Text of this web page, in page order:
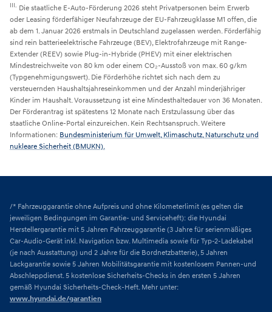
III. Die staatliche E-Auto-Förderung 2026 steht Privatpersonen beim Erwerb
oder Leasing förderfähiger Neufahrzeuge der EU-Fahrzeugklasse M1 offen, die
ab dem 1. Januar 2026 erstmals in Deutschland zugelassen werden. Förderfähig
sind rein batterieelektrische Fahrzeuge (BEV), Elektrofahrzeuge mit Range-
Extender (REEV) sowie Plug-in-Hybride (PHEV) mit einer elektrischen
Mindestreichweite von 80 km oder einem CO₂-Ausstoß von max. 60 g/km
(Typgenehmigungswert). Die Förderhöhe richtet sich nach dem zu
versteuernden Haushaltsjahreseinkommen und der Anzahl minderjähriger
Kinder im Haushalt. Voraussetzung ist eine Mindesthaltedauer von 36 Monaten.
Der Förderantrag ist spätestens 12 Monate nach Erstzulassung über das
staatliche Online-Portal einzureichen. Kein Rechtsanspruch. Weitere
Informationen: Bundesministerium für Umwelt, Klimaschutz, Naturschutz und
nukleare Sicherheit (BMUKN).
/* Fahrzeuggarantie ohne Aufpreis und ohne Kilometerlimit (es gelten die
jeweiligen Bedingungen im Garantie- und Serviceheft): die Hyundai
Herstellergarantie mit 5 Jahren Fahrzeuggarantie (3 Jahre für serienmäßiges
Car-Audio-Gerät inkl. Navigation bzw. Multimedia sowie für Typ-2-Ladekabel
(je nach Ausstattung) und 2 Jahre für die Bordnetzbatterie), 5 Jahren
Lackgarantie sowie 5 Jahren Mobilitätsgarantie mit kostenlosem Pannen-und
Abschleppdienst. 5 kostenlose Sicherheits-Checks in den ersten 5 Jahren
gemäß Hyundai Sicherheits-Check-Heft. Mehr unter:
www.hyundai.de/garantien